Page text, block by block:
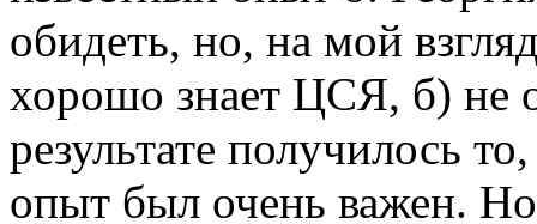
обидеть, но, на мой
хорошо знает ЦСЯ, б) не
результате получилось
опыт был очень важен.